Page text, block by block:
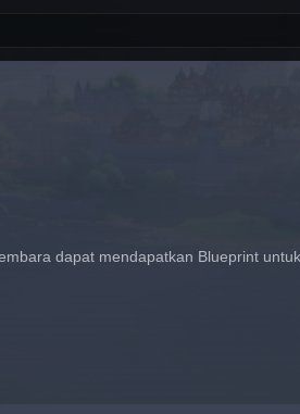
dapat mendapatkan Blueprint